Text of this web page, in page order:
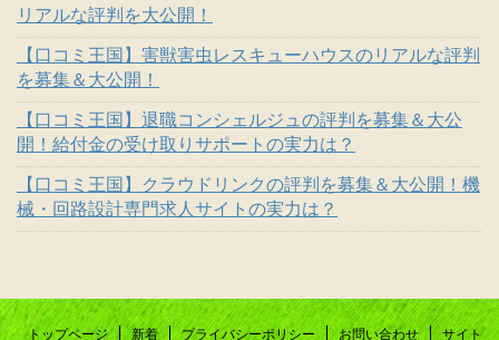
リアルな評判を大公開！
【口コミ王国】害獣害虫レスキューハウスのリアルな評判
を募集＆大公開！
【口コミ王国】退職コンシェルジュの評判を募集＆大公
開！給付金の受け取りサポートの実力は？
【口コミ王国】クラウドリンクの評判を募集＆大公開！機
械・回路設計専門求人サイトの実力は？
トップページ 新着 プライバシーポリシー お問い合わせ サイト